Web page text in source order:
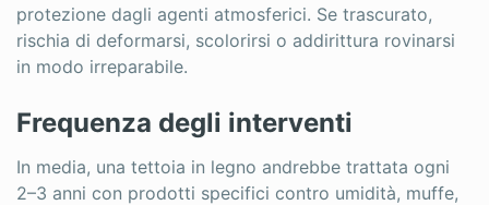
protezione dagli agenti atmosferici. Se trascurato,
rischia di deformarsi, scolorirsi o addirittura rovinarsi
in modo irreparabile.
Frequenza degli interventi
In media, una tettoia in legno andrebbe trattata ogni
2–3 anni con prodotti specifici contro umidità, muffe,